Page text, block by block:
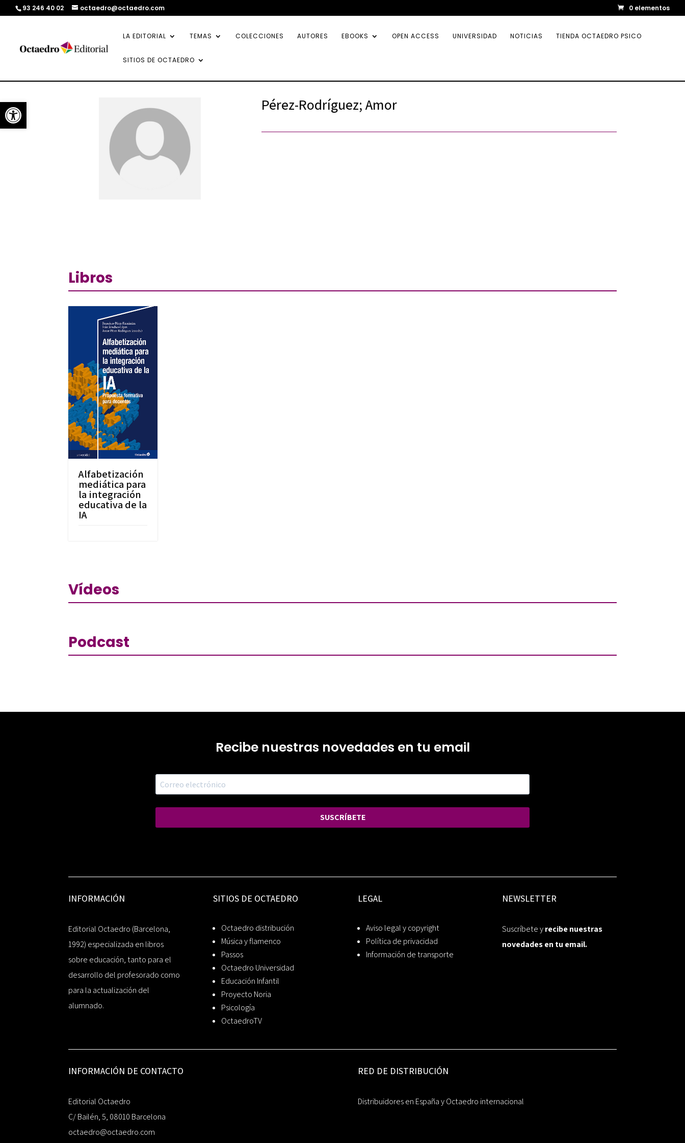
Abrir barra de herramientas
93 246 40 02 octaedro@octaedro.com 0 elementos
LA EDITORIAL TEMAS COLECCIONES AUTORES EBOOKS OPEN ACCESS UNIVERSIDAD NOTICIAS TIENDA OCTAEDRO PSICO
SITIOS DE OCTAEDRO
Pérez-Rodríguez; Amor
Libros
Alfabetización
mediática para
la integración
educativa de la
IA
Vídeos
Podcast
Recibe nuestras novedades en tu email
SUSCRÍBETE
INFORMACIÓN
Editorial Octaedro (Barcelona,
1992) especializada en libros
sobre educación, tanto para el
desarrollo del profesorado como
para la actualización del
alumnado.
SITIOS DE OCTAEDRO
Octaedro distribución
Música y flamenco
Passos
Octaedro Universidad
Educación Infantil
Proyecto Noria
Psicología
OctaedroTV
LEGAL
Aviso legal y copyright
Política de privacidad
Información de transporte
NEWSLETTER
Suscríbete yrecibe nuestras
novedades en tu email.
INFORMACIÓN DE CONTACTO
Editorial Octaedro
C/ Bailén, 5, 08010 Barcelona
octaedro@octaedro.com
RED DE DISTRIBUCIÓN
Distribuidores en España y Octaedro internacional